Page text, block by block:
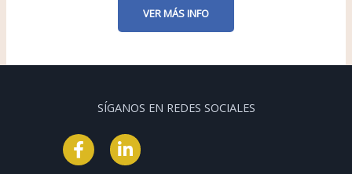
VER MÁS INFO
SÍGANOS EN REDES SOCIALES
a
c
i
n